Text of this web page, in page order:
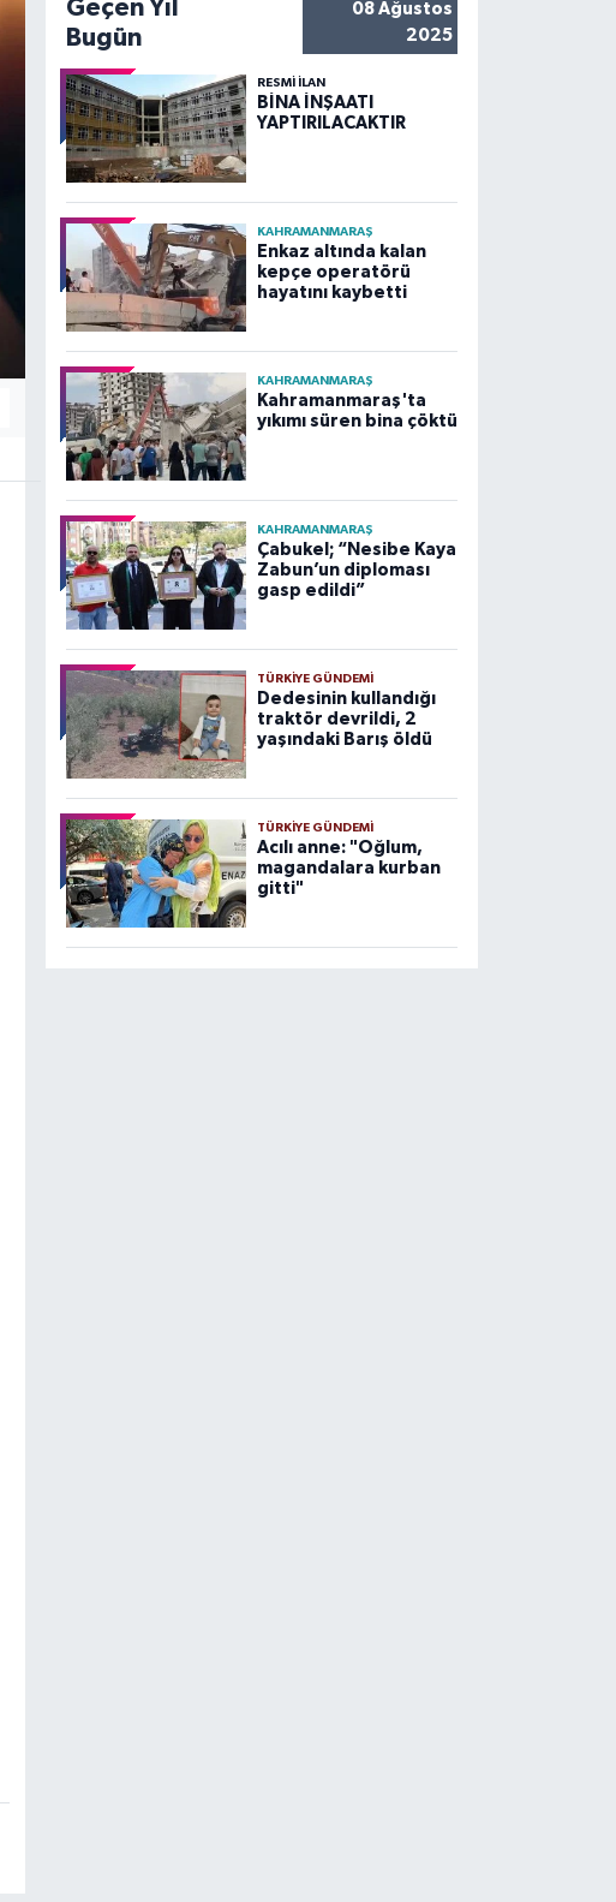
Geçen Yıl
Bugün
08 Ağustos
2025
RESMİ İLAN
BİNA İNŞAATI
YAPTIRILACAKTIR
KAHRAMANMARAŞ
Enkaz altında kalan
kepçe operatörü
hayatını kaybetti
KAHRAMANMARAŞ
Kahramanmaraş'ta
yıkımı süren bina çöktü
KAHRAMANMARAŞ
Çabukel; “Nesibe Kaya
Zabun’un diploması
gasp edildi”
TÜRKIYE GÜNDEMI
Dedesinin kullandığı
traktör devrildi, 2
yaşındaki Barış öldü
TÜRKIYE GÜNDEMI
Acılı anne: "Oğlum,
magandalara kurban
gitti"